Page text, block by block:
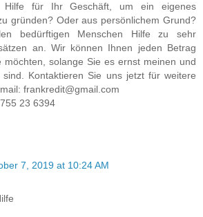
Hilfe für Ihr Geschäft, um ein eigenes
gründen? Oder aus persönlichem Grund?
bedürftigen Menschen Hilfe zu sehr
an. Wir können Ihnen jeden Betrag
möchten, solange Sie es ernst meinen und
sind. Kontaktieren Sie uns jetzt für weitere
frankredit@gmail.com
23 6394
7, 2019 at 10:24 AM